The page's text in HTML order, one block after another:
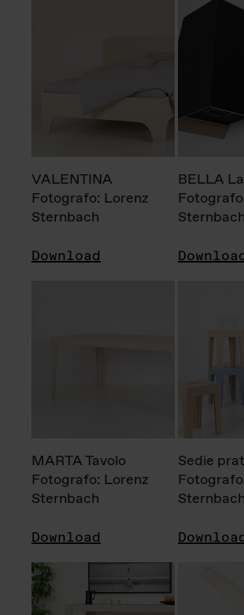
VALENTINA
Fotografo: Lorenz
Sternbach
Download
BELLA
Sternbach
MARTA Tavolo
Fotografo: Lorenz
Sternbach
Download
Sedie
Sternbach